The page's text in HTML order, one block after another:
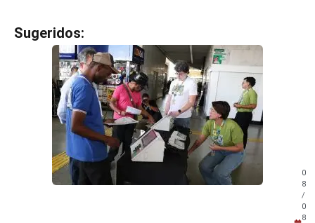
Sugeridos:
0
8
/
0
8